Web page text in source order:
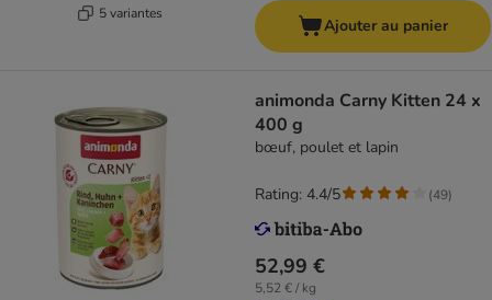
5 variantes
Ajouter au panier
animonda Carny Kitten 24 x
400 g
bœuf, poulet et lapin
52,99 €
5,52 € / kg
Rating: 4.4/5 (49)